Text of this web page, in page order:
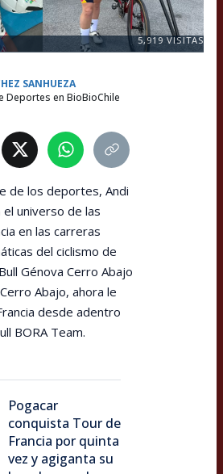
5,919VISITAS
SANHUEZA
Deportes en BioBioChile
de los deportes, Andi
el universo de las
en las carreras
del ciclismo de
Génova Cerro Abajo
Abajo, ahora le
desde adentro
BORA Team.
Pogacar
conquista Tour de
Francia por quinta
vez y agiganta su